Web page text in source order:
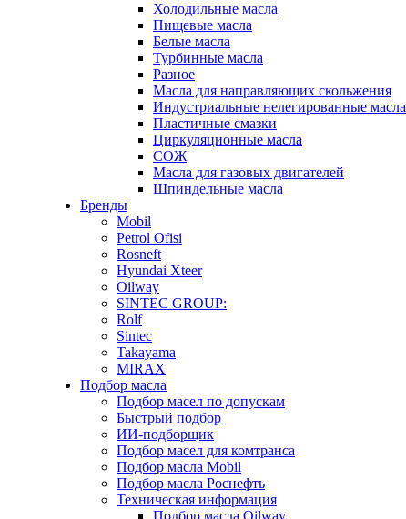
Холодильные масла
Пищевые масла
Белые масла
Турбинные масла
Разное
Масла для направляющих скольжения
Индустриальные нелегированные масла
Пластичные смазки
Циркуляционные масла
СОЖ
Масла для газовых двигателей
Шпиндельные масла
Бренды
Mobil
Petrol Ofisi
Rosneft
Hyundai Xteer
Oilway
SINTEC GROUP:
Rolf
Sintec
Takayama
MIRAX
Подбор масла
Подбор масел по допускам
Быстрый подбор
ИИ-подборщик
Подбор масел для комтранса
Подбор масла Mobil
Подбор масла Роснефть
Техническая информация
Подбор масла Oilway